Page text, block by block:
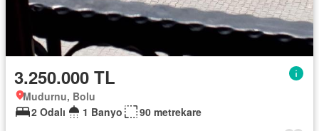
3.250.000 TL
Mudurnu, Bolu
2 Odalı
1 Banyo 90 metrekare